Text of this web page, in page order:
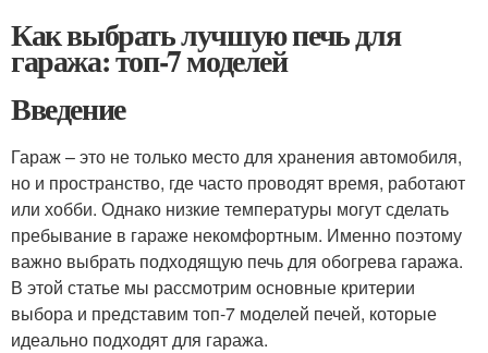
Как выбрать лучшую печь для
гаража: топ-7 моделей
Введение
Гараж – это не только место для хранения автомобиля,
но и пространство, где часто проводят время, работают
или хобби. Однако низкие температуры могут сделать
пребывание в гараже некомфортным. Именно поэтому
важно выбрать подходящую печь для обогрева гаража.
В этой статье мы рассмотрим основные критерии
выбора и представим топ-7 моделей печей, которые
идеально подходят для гаража.